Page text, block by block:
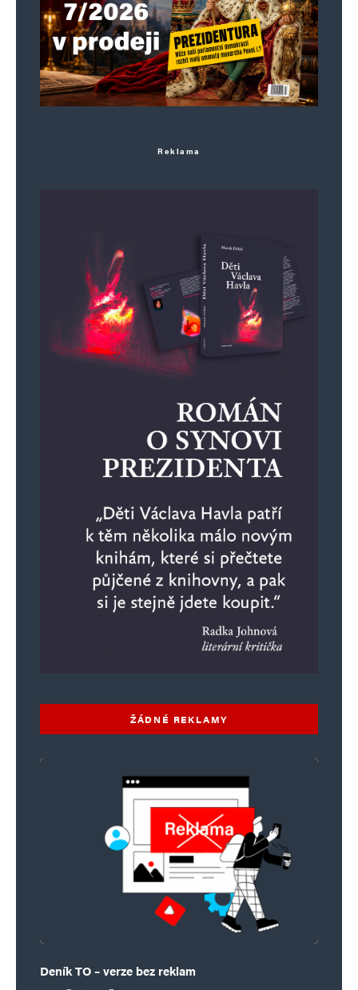
Reklama
ŽÁDNÉ REKLAMY
Deník TO – verze bez reklam